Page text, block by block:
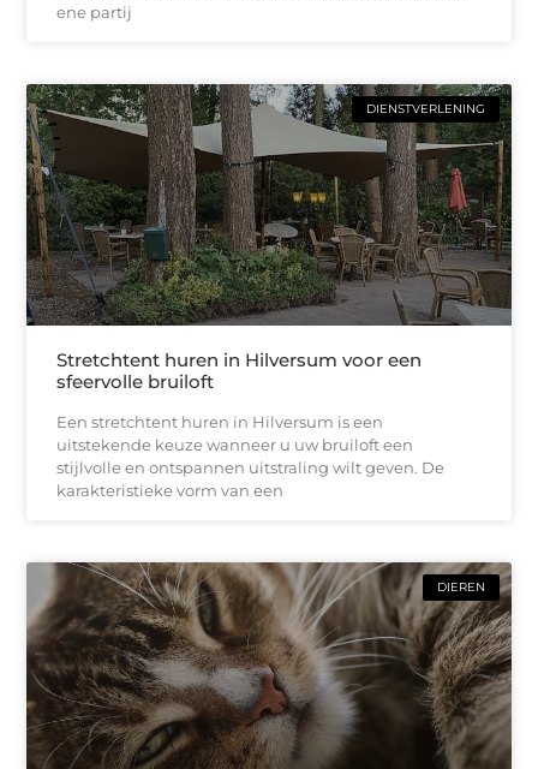
ene partij
DIENSTVERLENING
Stretchtent huren in Hilversum voor een
sfeervolle bruiloft
Een stretchtent huren in Hilversum is een
uitstekende keuze wanneer u uw bruiloft een
stijlvolle en ontspannen uitstraling wilt geven. De
karakteristieke vorm van een
DIEREN